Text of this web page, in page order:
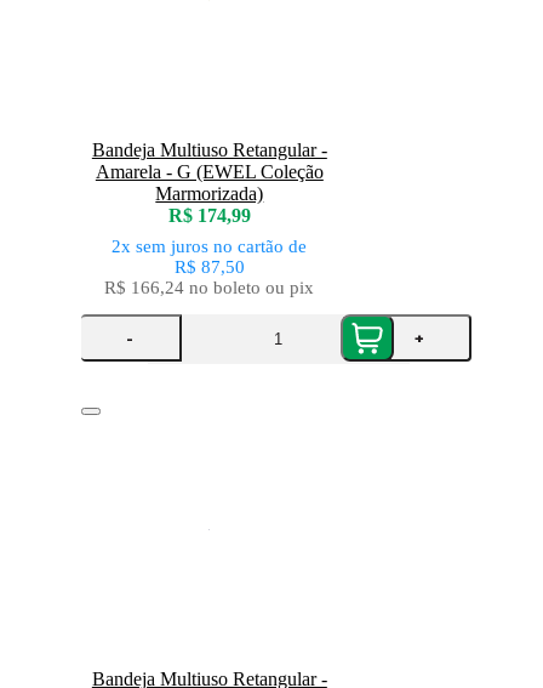
Bandeja Multiuso Retangular -
Amarela - G (EWEL Coleção
Marmorizada)
R$ 174,99
2x sem jurosno cartão de
R$ 87,50
R$ 166,24no boleto ou pix
- +
Bandeja Multiuso Retangular -